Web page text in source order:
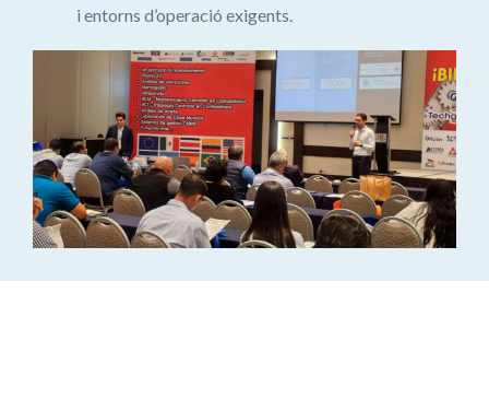
i entorns d’operació exigents.